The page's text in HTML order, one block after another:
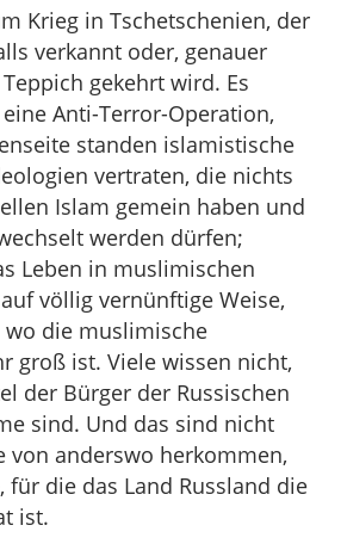
Krieg in Tschetschenien, der
verkannt oder, genauer
gekehrt wird. Es
Anti-Terror-Operation,
standen islamistische
vertraten, die nichts
Islam gemein haben und
werden dürfen;
Leben in muslimischen
völlig vernünftige Weise,
wo die muslimische
groß ist. Viele wissen nicht,
der Bürger der Russischen
sind. Und das sind nicht
von anderswo herkommen,
die das Land Russland die
ist.